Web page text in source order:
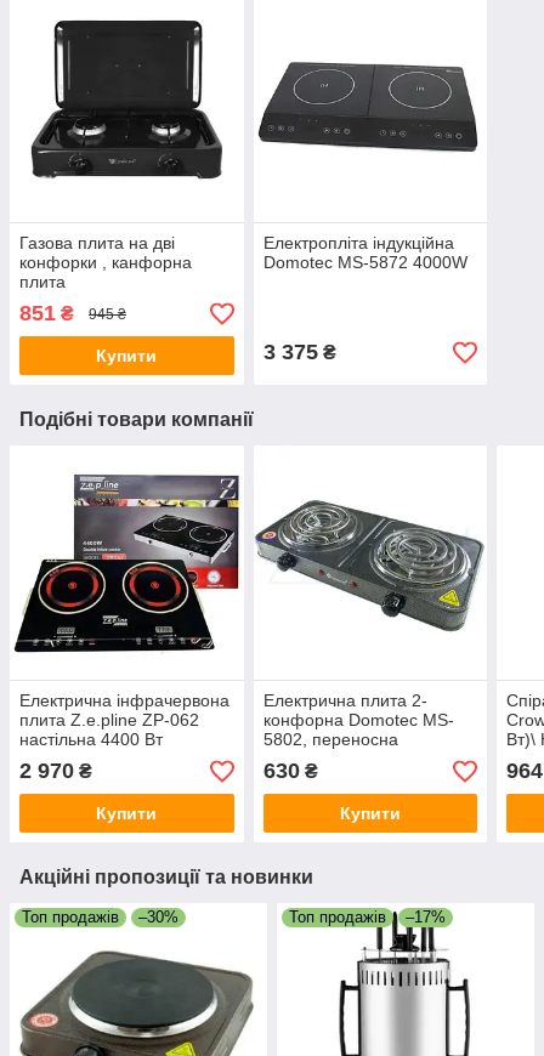
Газова плита на дві
конфорки , канфорна
плита
851 ₴ 945 ₴
Купити
Електропліта індукційна
Domotec MS-5872 4000W
3 375₴
Подібні товари компанії
Електрична інфрачервона
плита Z.e.pline ZP-062
настільна 4400 Вт
2 970 ₴
Купити
Електрична плита 2-
конфорна Domotec MS-
5802, переносна
630₴
Купити
Вт)\
964
Акційні пропозиції та новинки
Топ продажів –30% Топ продажів –17%